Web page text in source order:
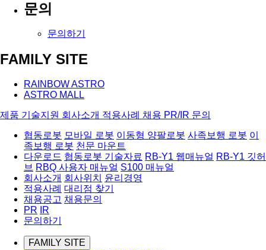
문의
문의하기
FAMILY SITE
RAINBOW ASTRO
ASTRO MALL
제품 기술지원 회사소개 적용사례 채용 PR/IR 문의
협동로봇 모바일 로봇 이동형 양팔로봇 사족보행 로봇 이
족보행 로봇 천문 마운트
다운로드 협동로봇 기술자료 RB-Y1 웹매뉴얼 RB-Y1 깃허
브 RBQ 사용자 매뉴얼 S100 매뉴얼
회사소개 회사위치
윤리경영
적용사례 대리점 찾기
채용공고 채용문의
PR
IR
문의하기
FAMILY SITE